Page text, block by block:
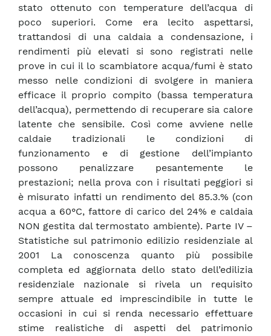
stato ottenuto con temperature dell’acqua di
poco superiori. Come era lecito aspettarsi,
trattandosi di una caldaia a condensazione, i
rendimenti più elevati si sono registrati nelle
prove in cui il lo scambiatore acqua/fumi è stato
messo nelle condizioni di svolgere in maniera
efficace il proprio compito (bassa temperatura
dell’acqua), permettendo di recuperare sia calore
latente che sensibile. Così come avviene nelle
caldaie tradizionali le condizioni di
funzionamento e di gestione dell’impianto
possono penalizzare pesantemente le
prestazioni; nella prova con i risultati peggiori si
è misurato infatti un rendimento del 85.3.% (con
acqua a 60°C, fattore di carico del 24% e caldaia
NON gestita dal termostato ambiente). Parte IV –
Statistiche sul patrimonio edilizio residenziale al
2001 La conoscenza quanto più possibile
completa ed aggiornata dello stato dell’edilizia
residenziale nazionale si rivela un requisito
sempre attuale ed imprescindibile in tutte le
occasioni in cui si renda necessario effettuare
stime realistiche di aspetti del patrimonio